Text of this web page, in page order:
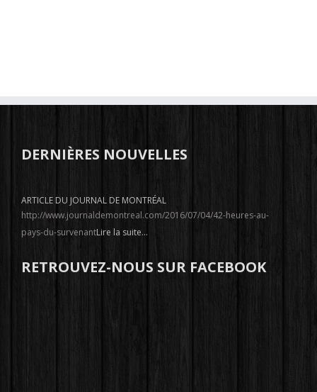
DERNIÈRES NOUVELLES
ARTICLE DU JOURNAL DE MONTRÉAL
http://www.journaldemontreal.com/2016/07/04/42-heures-au-
pays-du-survenantLire la suite...
RETROUVEZ-NOUS SUR FACEBOOK